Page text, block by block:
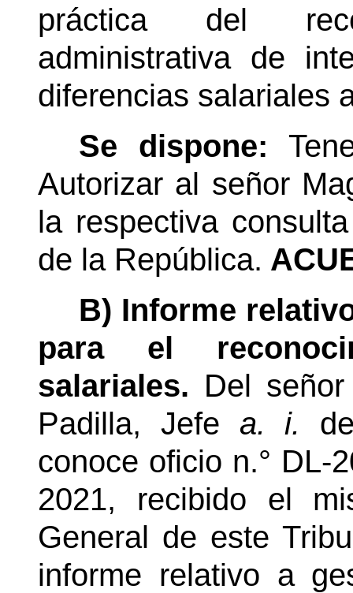
práctica del
administrativa de
diferencias salariales
Se dispone:
Autorizar al señor
la respectiva
de la República.
B) Informe
para el
salariales. Del
Padilla, Jefe a. i.
conoce oficio n.° DL-
2021, recibido el
General de este
informe relativo a